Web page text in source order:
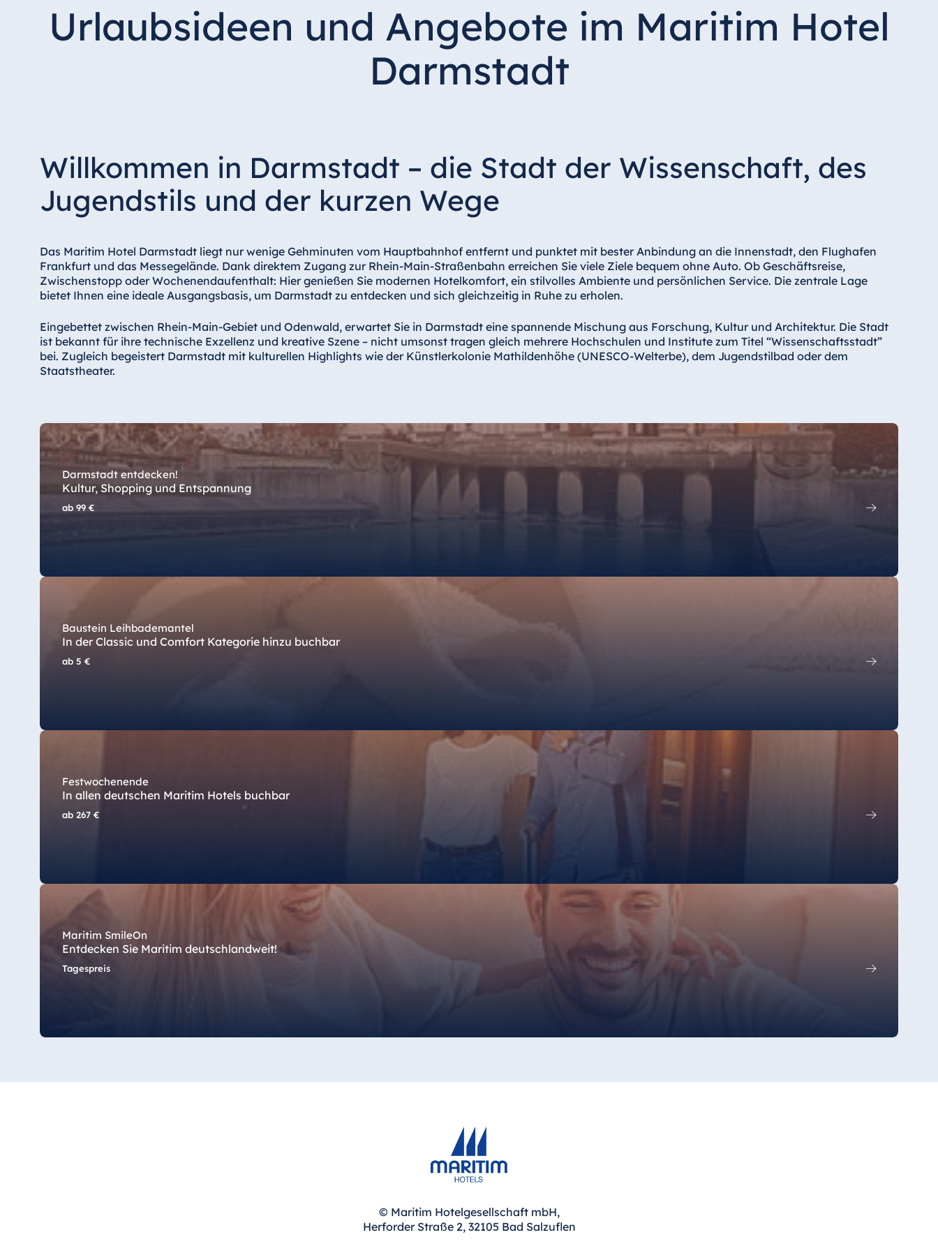
Hotel Frankfurt
Hotel Magdeburg
Hotel München
TitiseeHotel Titisee-Neustadt
Strandhotel Travemünde
Star-Apart Hansa Hotel Wiesbaden
Hotel Würzburg
Jolie Ville Resort & Casino Sharm El
Sheikh
Bulgarien
Hotel Paradise Blue Albena
Hotel & Conference Center Taicang
Malta
Antonine Hotel & Spa Malta
Urlaubsideen und Angebote im Maritim Hotel
Darmstadt
Willkommen in Darmstadt – die Stadt der Wissenschaft, des
Jugendstils und der kurzen Wege
Das Maritim Hotel Darmstadt liegt nur wenige Gehminuten vom Hauptbahnhof entfernt und punktet mit bester Anbindung an die Innenstadt, den Flughafen
Frankfurt und das Messegelände. Dank direktem Zugang zur Rhein-Main-Straßenbahn erreichen Sie viele Ziele bequem ohne Auto. Ob Geschäftsreise,
Zwischenstopp oder Wochenendaufenthalt: Hier genießen Sie modernen Hotelkomfort, ein stilvolles Ambiente und persönlichen Service. Die zentrale Lage
bietet Ihnen eine ideale Ausgangsbasis, um Darmstadt zu entdecken und sich gleichzeitig in Ruhe zu erholen.
Eingebettet zwischen Rhein-Main-Gebiet und Odenwald, erwartet Sie in Darmstadt eine spannende Mischung aus Forschung, Kultur und Architektur. Die Stadt
ist bekannt für ihre technische Exzellenz und kreative Szene – nicht umsonst tragen gleich mehrere Hochschulen und Institute zum Titel “Wissenschaftsstadt”
bei. Zugleich begeistert Darmstadt mit kulturellen Highlights wie der Künstlerkolonie Mathildenhöhe (UNESCO-Welterbe), dem Jugendstilbad oder dem
Staatstheater.
Darmstadt entdecken!
Kultur, Shopping und Entspannung
ab99 €
Baustein Leihbademantel
In der Classic und Comfort Kategorie hinzu buchbar
ab5 €
Festwochenende
In allen deutschen Maritim Hotels buchbar
ab267 €
Maritim SmileOn
Entdecken Sie Maritim deutschlandweit!
Tagespreis
© Maritim Hotelgesellschaft mbH,
Herforder Straße 2, 32105 Bad Salzuflen